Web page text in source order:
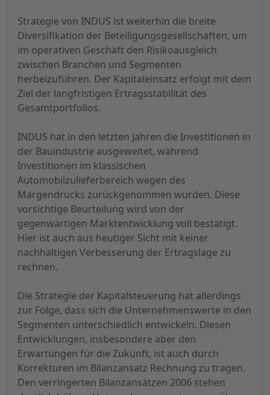
Strategie von INDUS ist weiterhin die breite
Diversifikation der Beteiligungsgesellschaften, um
im operativen Geschäft den Risikoausgleich
zwischen Branchen und Segmenten
herbeizuführen. Der Kapitaleinsatz erfolgt mit dem
Ziel der langfristigen Ertragsstabilität des
Gesamtportfolios.
INDUS hat in den letzten Jahren die Investitionen in
der Bauindustrie ausgeweitet, während
Investitionen im klassischen
Automobilzulieferbereich wegen des
Margendrucks zurückgenommen wurden. Diese
vorsichtige Beurteilung wird von der
gegenwärtigen Marktentwicklung voll bestätigt.
Hier ist auch aus heutiger Sicht mit keiner
nachhaltigen Verbesserung der Ertragslage zu
rechnen.
Die Strategie der Kapitalsteuerung hat allerdings
zur Folge, dass sich die Unternehmenswerte in den
Segmenten unterschiedlich entwickeln. Diesen
Entwicklungen, insbesondere aber den
Erwartungen für die Zukunft, ist auch durch
Korrekturen im Bilanzansatz Rechnung zu tragen.
Den verringerten Bilanzansätzen 2006 stehen